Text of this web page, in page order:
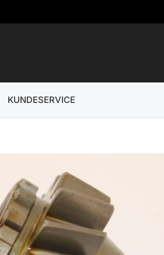
KUNDESERVICE